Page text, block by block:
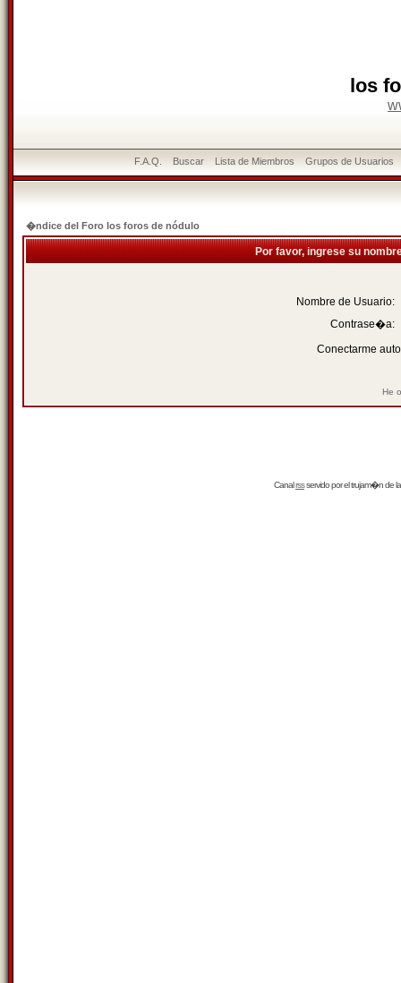
los
F.A.Q. Buscar Lista de Miembros Grupos de Usuarios
�ndice del Foro los foros de nódulo
Por favor, ingrese su
Nombre de Usuario:
Contrase�a:
Conectarme
He
Canalrssservido por eltrujam�nde